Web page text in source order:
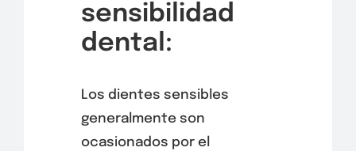
sensibilidad
dental:
Los dientes sensibles
generalmente son
ocasionados por el